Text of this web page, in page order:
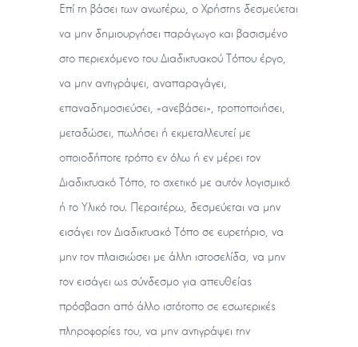
Επί τη βάσει των ανωτέρω, ο Χρήστης δεσμεύεται
να μην δημιουργήσει παράγωγο και βασισμένο
στο περιεχόμενο του Διαδικτυακού Τόπου έργο,
να μην αντιγράψει, αναπαραγάγει,
επαναδημοσιεύσει, «ανεβάσει», τροποποιήσει,
μεταδώσει, πωλήσει ή εκμεταλλευτεί με
οποιοδήποτε τρόπο εν όλω ή εν μέρει τον
Διαδικτυακό Τόπο, το σχετικό με αυτόν λογισμικό
ή το Υλικό του. Περαιτέρω, δεσμεύεται να μην
εισάγει τον Διαδικτυακό Τόπο σε ευρετήριο, να
μην τον πλαισιώσει με άλλη ιστοσελίδα, να μην
τον εισάγει ως σύνδεσμο για απευθείας
πρόσβαση από άλλο ιστότοπο σε εσωτερικές
πληροφορίες του, να μην αντιγράψει την